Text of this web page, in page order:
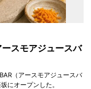
スモアジュースバ
（アースモアジュースバ
にオープンした。